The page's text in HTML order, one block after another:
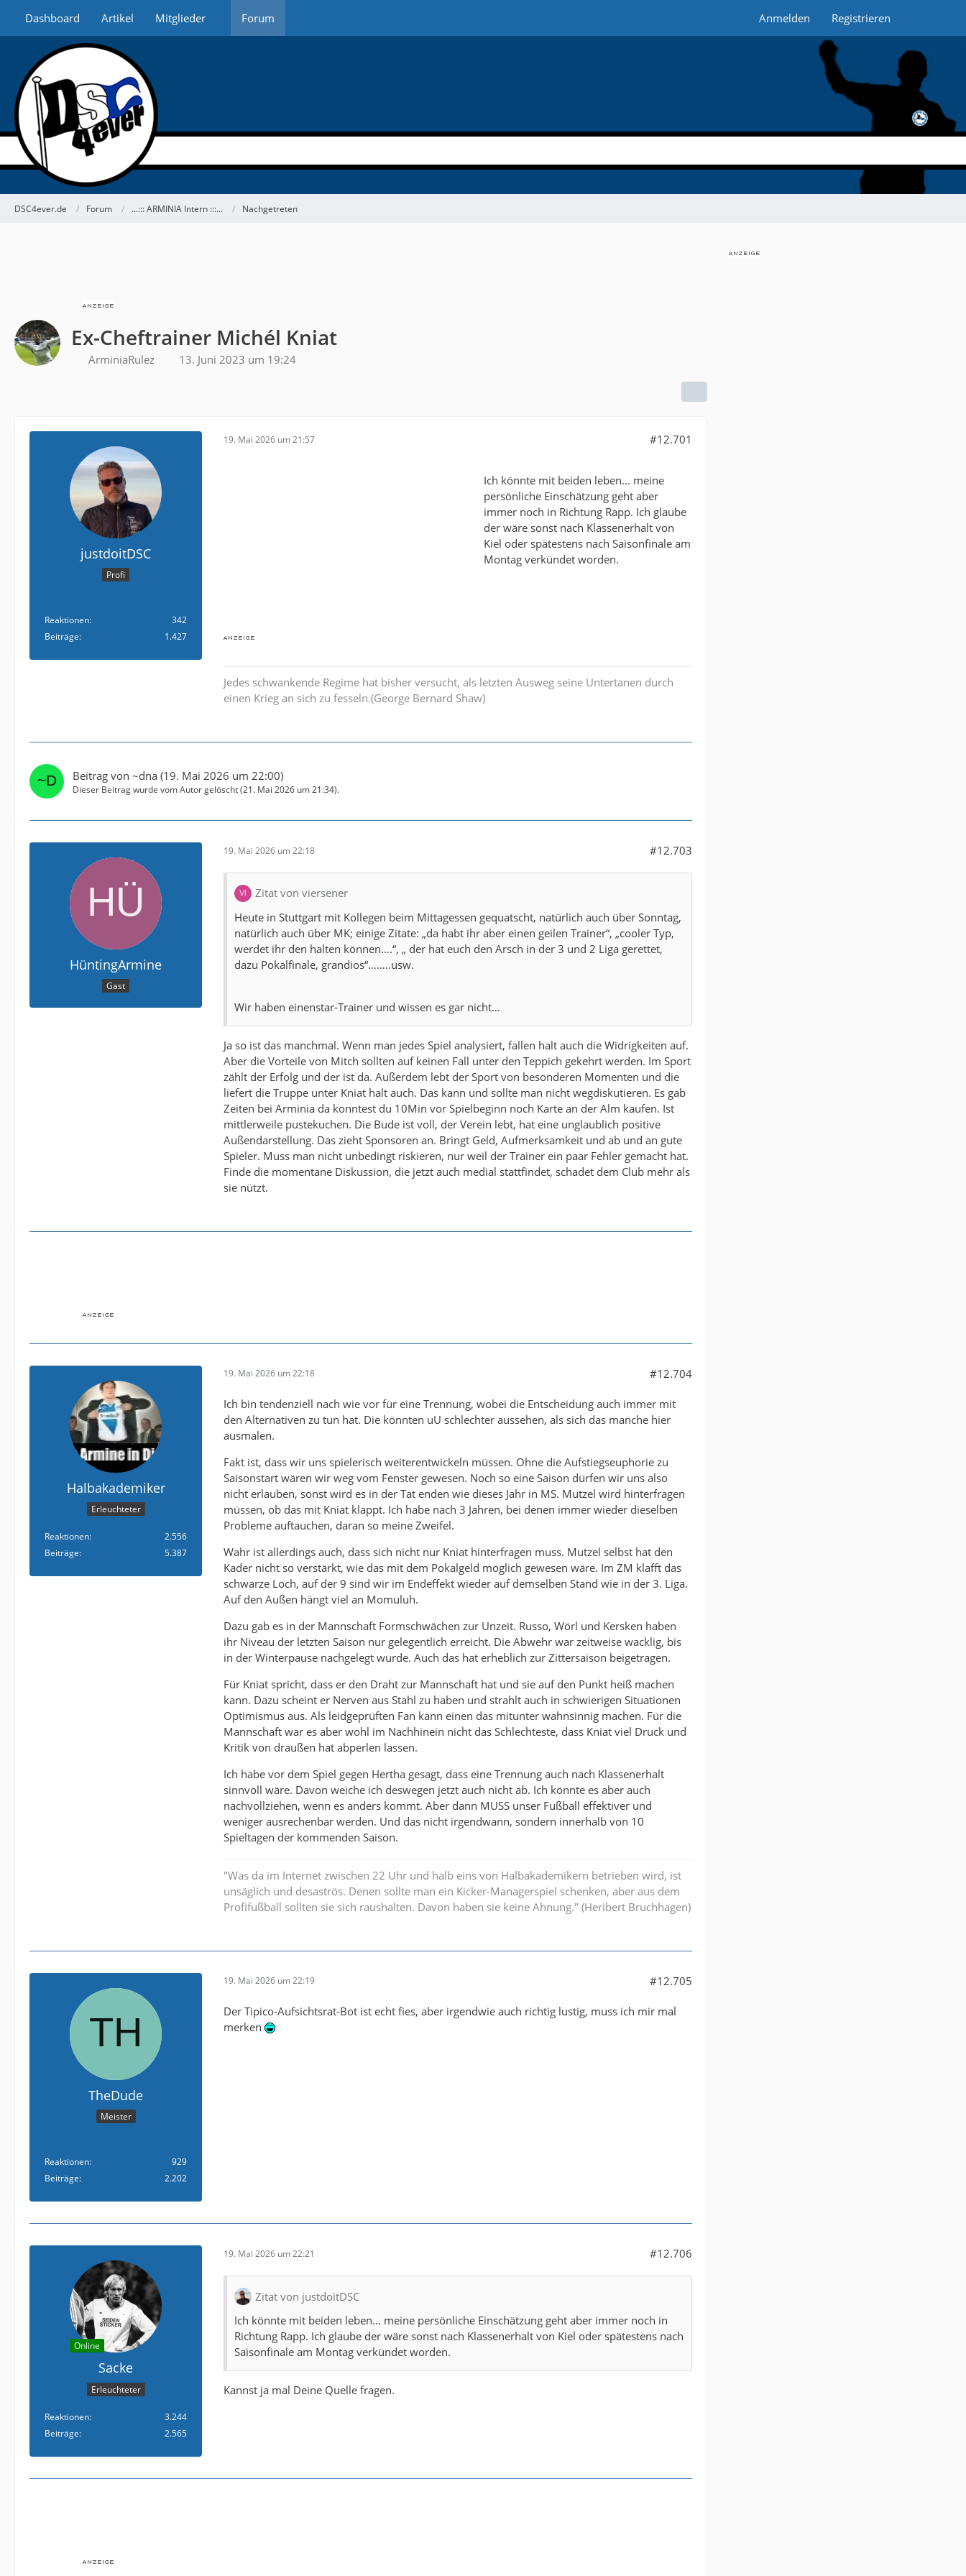
Dashboard Artikel Mitglieder Forum Anmelden Registrieren
DSC4ever.de Forum ...::: ARMINIA Intern :::... Nachgetreten
Ex-Cheftrainer Michél Kniat
ArminiaRulez 13. Juni 2023 um 19:24
justdoitDSC
Profi
Reaktionen
342
Beiträge
1.427
19. Mai 2026 um 21:57 #12.701
Ich könnte mit beiden leben... meine
persönliche Einschätzung geht aber
immer noch in Richtung Rapp. Ich glaube
der wäre sonst nach Klassenerhalt von
Kiel oder spätestens nach Saisonfinale am
Montag verkündet worden.
Jedes schwankende Regime hat bisher versucht, als letzten Ausweg seine Untertanen durch
einen Krieg an sich zu fesseln.(George Bernard Shaw)
Beitrag von ~dna (19. Mai 2026 um 22:00)
Dieser Beitrag wurde vom Autor gelöscht (21. Mai 2026 um 21:34).
HüntingArmine
Gast
19. Mai 2026 um 22:18 #12.703
Zitat von viersener
Heute in Stuttgart mit Kollegen beim Mittagessen gequatscht, natürlich auch über Sonntag,
natürlich auch über MK; einige Zitate: „da habt ihr aber einen geilen Trainer“, „cooler Typ,
werdet ihr den halten können….“, „ der hat euch den Arsch in der 3 und 2 Liga gerettet,
dazu Pokalfinale, grandios“……..usw.
Wir haben einenstar-Trainer und wissen es gar nicht…
Ja so ist das manchmal. Wenn man jedes Spiel analysiert, fallen halt auch die Widrigkeiten auf.
Aber die Vorteile von Mitch sollten auf keinen Fall unter den Teppich gekehrt werden. Im Sport
zählt der Erfolg und der ist da. Außerdem lebt der Sport von besonderen Momenten und die
liefert die Truppe unter Kniat halt auch. Das kann und sollte man nicht wegdiskutieren. Es gab
Zeiten bei Arminia da konntest du 10Min vor Spielbeginn noch Karte an der Alm kaufen. Ist
mittlerweile pustekuchen. Die Bude ist voll, der Verein lebt, hat eine unglaublich positive
Außendarstellung. Das zieht Sponsoren an. Bringt Geld, Aufmerksamkeit und ab und an gute
Spieler. Muss man nicht unbedingt riskieren, nur weil der Trainer ein paar Fehler gemacht hat.
Finde die momentane Diskussion, die jetzt auch medial stattfindet, schadet dem Club mehr als
sie nützt.
Halbakademiker
Erleuchteter
Reaktionen
2.556
Beiträge
5.387
19. Mai 2026 um 22:18 #12.704
Ich bin tendenziell nach wie vor für eine Trennung, wobei die Entscheidung auch immer mit
den Alternativen zu tun hat. Die könnten uU schlechter aussehen, als sich das manche hier
ausmalen.
Fakt ist, dass wir uns spielerisch weiterentwickeln müssen. Ohne die Aufstiegseuphorie zu
Saisonstart wären wir weg vom Fenster gewesen. Noch so eine Saison dürfen wir uns also
nicht erlauben, sonst wird es in der Tat enden wie dieses Jahr in MS. Mutzel wird hinterfragen
müssen, ob das mit Kniat klappt. Ich habe nach 3 Jahren, bei denen immer wieder dieselben
Probleme auftauchen, daran so meine Zweifel.
Wahr ist allerdings auch, dass sich nicht nur Kniat hinterfragen muss. Mutzel selbst hat den
Kader nicht so verstärkt, wie das mit dem Pokalgeld möglich gewesen wäre. Im ZM klafft das
schwarze Loch, auf der 9 sind wir im Endeffekt wieder auf demselben Stand wie in der 3. Liga.
Auf den Außen hängt viel an Momuluh.
Dazu gab es in der Mannschaft Formschwächen zur Unzeit. Russo, Wörl und Kersken haben
ihr Niveau der letzten Saison nur gelegentlich erreicht. Die Abwehr war zeitweise wacklig, bis
in der Winterpause nachgelegt wurde. Auch das hat erheblich zur Zittersaison beigetragen.
Für Kniat spricht, dass er den Draht zur Mannschaft hat und sie auf den Punkt heiß machen
kann. Dazu scheint er Nerven aus Stahl zu haben und strahlt auch in schwierigen Situationen
Optimismus aus. Als leidgeprüften Fan kann einen das mitunter wahnsinnig machen. Für die
Mannschaft war es aber wohl im Nachhinein nicht das Schlechteste, dass Kniat viel Druck und
Kritik von draußen hat abperlen lassen.
Ich habe vor dem Spiel gegen Hertha gesagt, dass eine Trennung auch nach Klassenerhalt
sinnvoll wäre. Davon weiche ich deswegen jetzt auch nicht ab. Ich könnte es aber auch
nachvollziehen, wenn es anders kommt. Aber dann MUSS unser Fußball effektiver und
weniger ausrechenbar werden. Und das nicht irgendwann, sondern innerhalb von 10
Spieltagen der kommenden Saison.
"Was da im Internet zwischen 22 Uhr und halb eins von Halbakademikern betrieben wird, ist
unsäglich und desaströs. Denen sollte man ein Kicker-Managerspiel schenken, aber aus dem
Profifußball sollten sie sich raushalten. Davon haben sie keine Ahnung." (Heribert Bruchhagen)
TheDude
Meister
Reaktionen
929
Beiträge
2.202
19. Mai 2026 um 22:19 #12.705
Der Tipico-Aufsichtsrat-Bot ist echt fies, aber irgendwie auch richtig lustig, muss ich mir mal
merken
Online
Sacke
Erleuchteter
Reaktionen
3.244
Beiträge
2.565
19. Mai 2026 um 22:21 #12.706
Zitat von justdoitDSC
Ich könnte mit beiden leben... meine persönliche Einschätzung geht aber immer noch in
Richtung Rapp. Ich glaube der wäre sonst nach Klassenerhalt von Kiel oder spätestens nach
Saisonfinale am Montag verkündet worden.
Kannst ja mal Deine Quelle fragen.